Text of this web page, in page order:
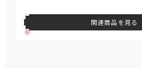
関連商品を見る